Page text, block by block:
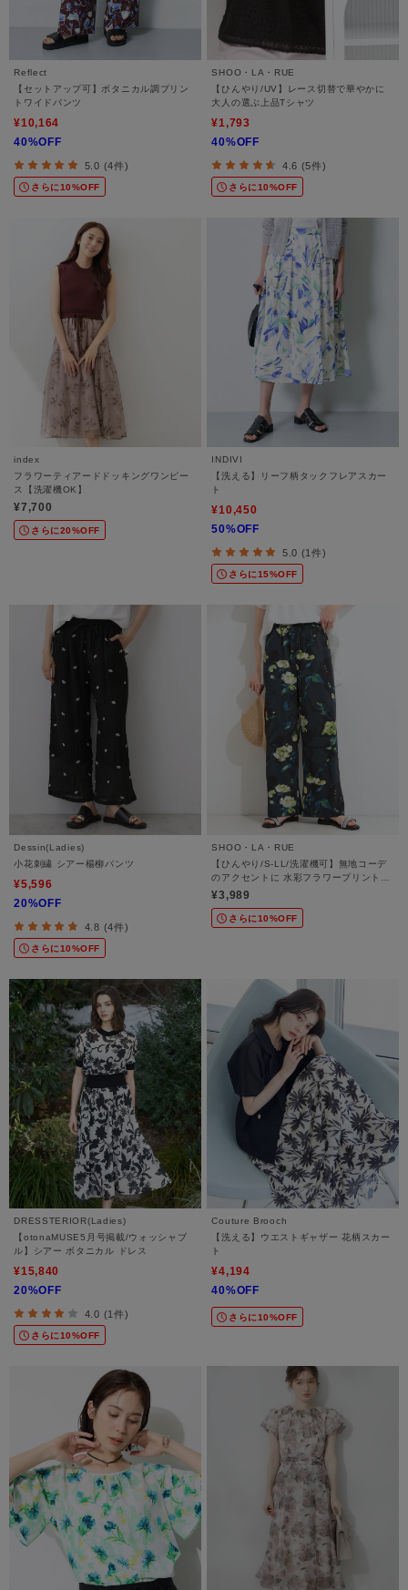
Reflect
【セットアップ可】ボタニカル調プリン
トワイドパンツ
¥10,164
40%OFF
5.0 (4件)
さらに10%OFF
SHOO・LA・RUE
【ひんやり/UV】レース切替で華やかに
大人の選ぶ上品Tシャツ
¥1,793
40%OFF
4.6 (5件)
さらに10%OFF
index
フラワーティアードドッキングワンピー
ス【洗濯機OK】
¥7,700
さらに20%OFF
INDIVI
【洗える】リーフ柄タックフレアスカー
ト
¥10,450
50%OFF
5.0 (1件)
さらに15%OFF
Dessin(Ladies)
小花刺繍 シアー楊柳パンツ
¥5,596
20%OFF
4.8 (4件)
さらに10%OFF
SHOO・LA・RUE
【ひんやり/S-LL/洗濯機可】無地コーデ
のアクセントに 水彩フラワープリントイ
ージーワイドパンツ
¥3,989
さらに10%OFF
DRESSTERIOR(Ladies)
【otonaMUSE5月号掲載/ウォッシャブ
ル】シアー ボタニカル ドレス
¥15,840
20%OFF
4.0 (1件)
さらに10%OFF
Couture Brooch
【洗える】ウエストギャザー 花柄スカー
ト
¥4,194
40%OFF
さらに10%OFF